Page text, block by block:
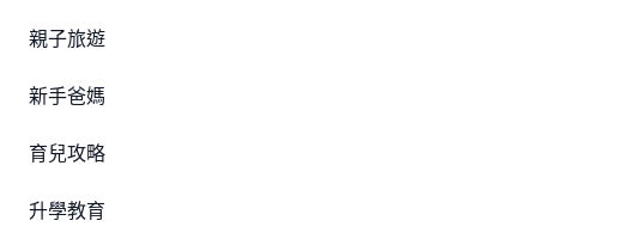
親子旅遊
新手爸媽
育兒攻略
升學教育